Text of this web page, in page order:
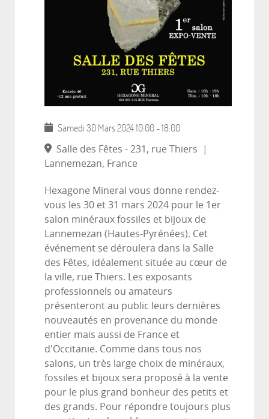
Samedi 30 Mars 202410:00 -18:00
Salle des Fêtes - 231, rue Thiers
|
Lannemezan, France
Hexagone Mineral vous donne rendez-
vous les 30 et 31 mars 2024 pour le 1er
salon minéraux fossiles et bijoux de
Lannemezan (Hautes-Pyrénées). Cet
événement se déroulera dans la Salle
des Fêtes, idéalement située au cœur de
la ville, rue Thiers. Les exposants
professionnels ou amateurs
présenteront au public leurs dernières
nouveautés en provenance du monde
entier mais aussi de France et
d'Occitanie. Comme dans tous nos
salons, un très large choix de minéraux,
fossiles et bijoux sera proposé à la vente
pour le plus grand bonheur des petits et
des grands. Pour répondre toujours plus